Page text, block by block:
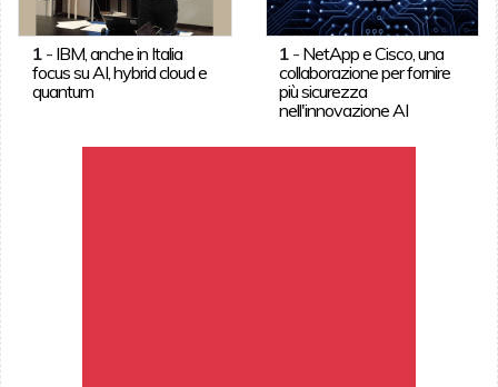
1- IBM, anche in Italia
focus su AI, hybrid cloud e
quantum
1 - NetApp e Cisco, una
collaborazione per fornire
più sicurezza
nell'innovazione AI